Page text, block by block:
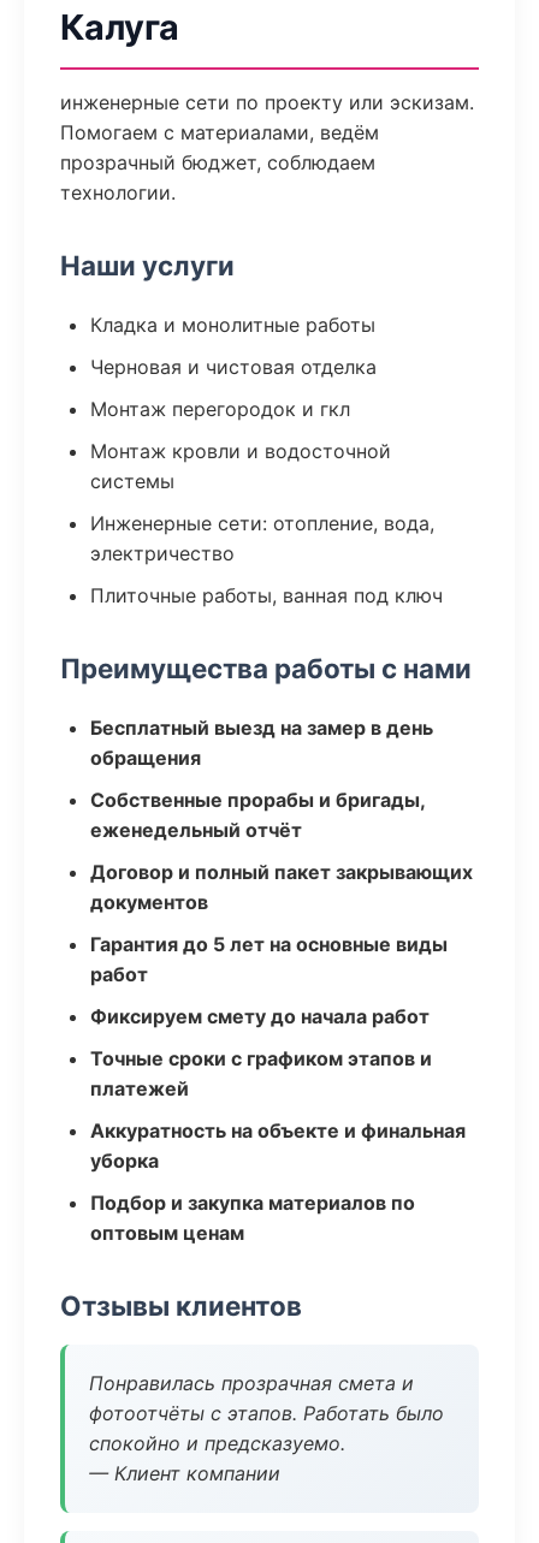
Калуга
инженерные сети по проекту или эскизам.
Помогаем с материалами, ведём
прозрачный бюджет, соблюдаем
технологии.
Наши услуги
Кладка и монолитные работы
Черновая и чистовая отделка
Монтаж перегородок и гкл
Монтаж кровли и водосточной
системы
Инженерные сети: отопление, вода,
электричество
Плиточные работы, ванная под ключ
Преимущества работы с нами
Бесплатный выезд на замер в день
обращения
Собственные прорабы и бригады,
еженедельный отчёт
Договор и полный пакет закрывающих
документов
Гарантия до 5 лет на основные виды
работ
Фиксируем смету до начала работ
Точные сроки с графиком этапов и
платежей
Аккуратность на объекте и финальная
уборка
Подбор и закупка материалов по
оптовым ценам
Отзывы клиентов
Понравилась прозрачная смета и
фотоотчёты с этапов. Работать было
спокойно и предсказуемо.
— Клиент компании